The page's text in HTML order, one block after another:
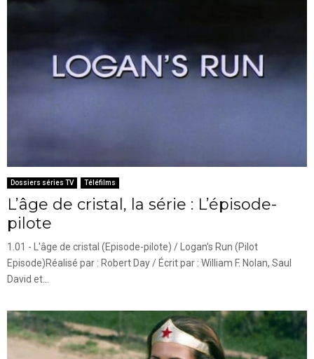
Dossiers séries TV Téléfilms
L’âge de cristal, la série : L’épisode-
pilote
1.01 - L'âge de cristal (Episode-pilote) / Logan's Run (Pilot
Episode)Réalisé par : Robert Day / Écrit par : William F. Nolan, Saul
David et...